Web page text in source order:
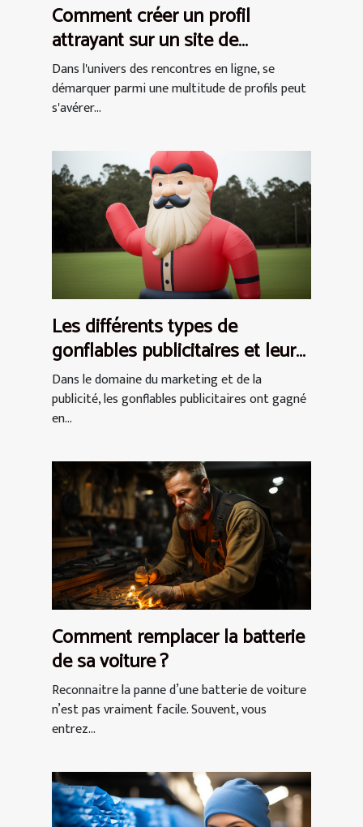
Comment créer un profil
attrayant sur un site de
rencontres pour femmes
Dans l'univers des rencontres en ligne, se
démarquer parmi une multitude de profils peut
s'avérer...
Les différents types de
gonflables publicitaires et leurs
utilisations
Dans le domaine du marketing et de la
publicité, les gonflables publicitaires ont gagné
en...
Comment remplacer la batterie
de sa voiture ?
Reconnaitre la panne d’une batterie de voiture
n’est pas vraiment facile. Souvent, vous
entrez...